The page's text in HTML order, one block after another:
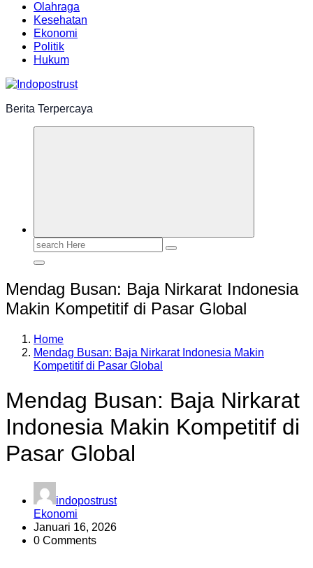
Olahraga
Kesehatan
Ekonomi
Politik
Hukum
Berita Terpercaya
Search
Mendag Busan: Baja Nirkarat Indonesia
Makin Kompetitif di Pasar Global
Home
Mendag Busan: Baja Nirkarat Indonesia Makin
Kompetitif di Pasar Global
Mendag Busan: Baja Nirkarat
Indonesia Makin Kompetitif di
Pasar Global
indopostrust
Ekonomi
Januari 16, 2026
0 Comments